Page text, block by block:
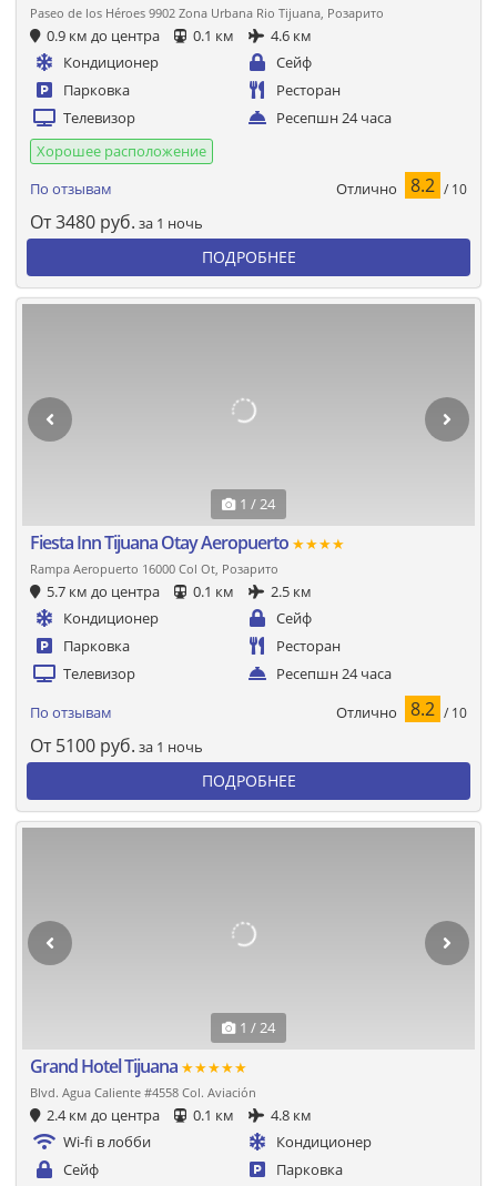
Paseo de los Héroes 9902 Zona Urbana Rio Tijuana, Розарито
0.9 км до центра 0.1 км
4.6 км
Кондиционер
Сейф
Парковка
Ресторан
Телевизор
Ресепшн 24 часа
Хорошее расположение
По отзывам
Отлично 8.2 / 10
От3480 руб. за 1 ночь
ПОДРОБНЕЕ
1 / 24
Fiesta Inn Tijuana Otay Aeropuerto ★★★★
Rampa Aeropuerto 16000 Col Ot, Розарито
5.7 км до центра 0.1 км
2.5 км
Кондиционер
Сейф
Парковка
Ресторан
Телевизор
Ресепшн 24 часа
По отзывам Отлично 8.2 / 10
От 5100 руб. за 1 ночь
ПОДРОБНЕЕ
1 / 24
Grand Hotel Tijuana ★★★★★
Blvd. Agua Caliente #4558 Col. Aviación
2.4 км до центра 0.1 км
4.8 км
Wi-fi в лобби
Кондиционер
Сейф
Парковка